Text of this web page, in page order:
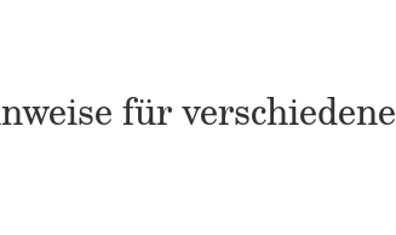
für verschiedene